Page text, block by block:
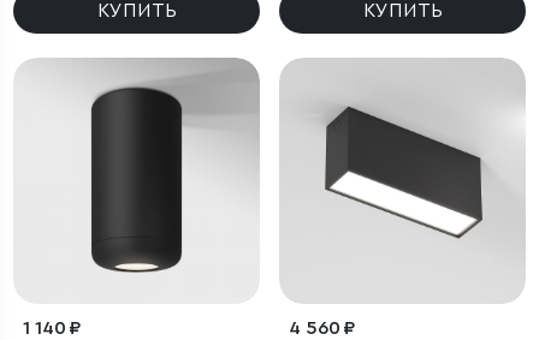
КУПИТЬ КУПИТЬ
1 140 ₽ 4 560 ₽